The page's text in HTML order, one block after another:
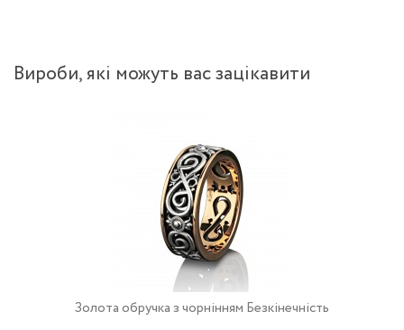
Вироби, якi можуть вас зацiкавити
Золота обручка з чорнінням Безкінечність